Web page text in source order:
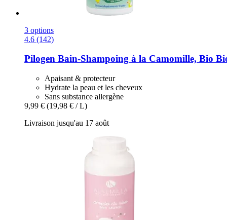
3 options
4.6 (142)
Pilogen Bain-​Shampoing à la Camomille, Bio
Apaisant & protecteur
Hydrate la peau et les cheveux
Sans substance allergène
9,99 € (19,98 € / L)
Livraison jusqu'au 17 août